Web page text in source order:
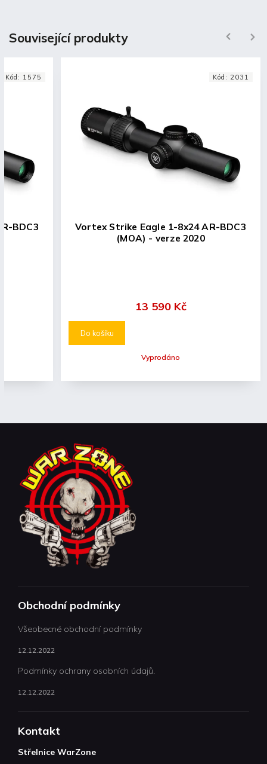
Související produkty Previous
BDC3
Kód: 1575
Vortex Strike Eagle 1-8x24 AR-BDC3
(MOA) - verze 2020
Vyprodáno
13 590 Kč
Do košíku
Kód: 2031
Next
Obchodní podmínky
Všeobecné obchodní podmínky
12.12.2022
Podmínky ochrany osobních údajů.
12.12.2022
Kontakt
Střelnice WarZone